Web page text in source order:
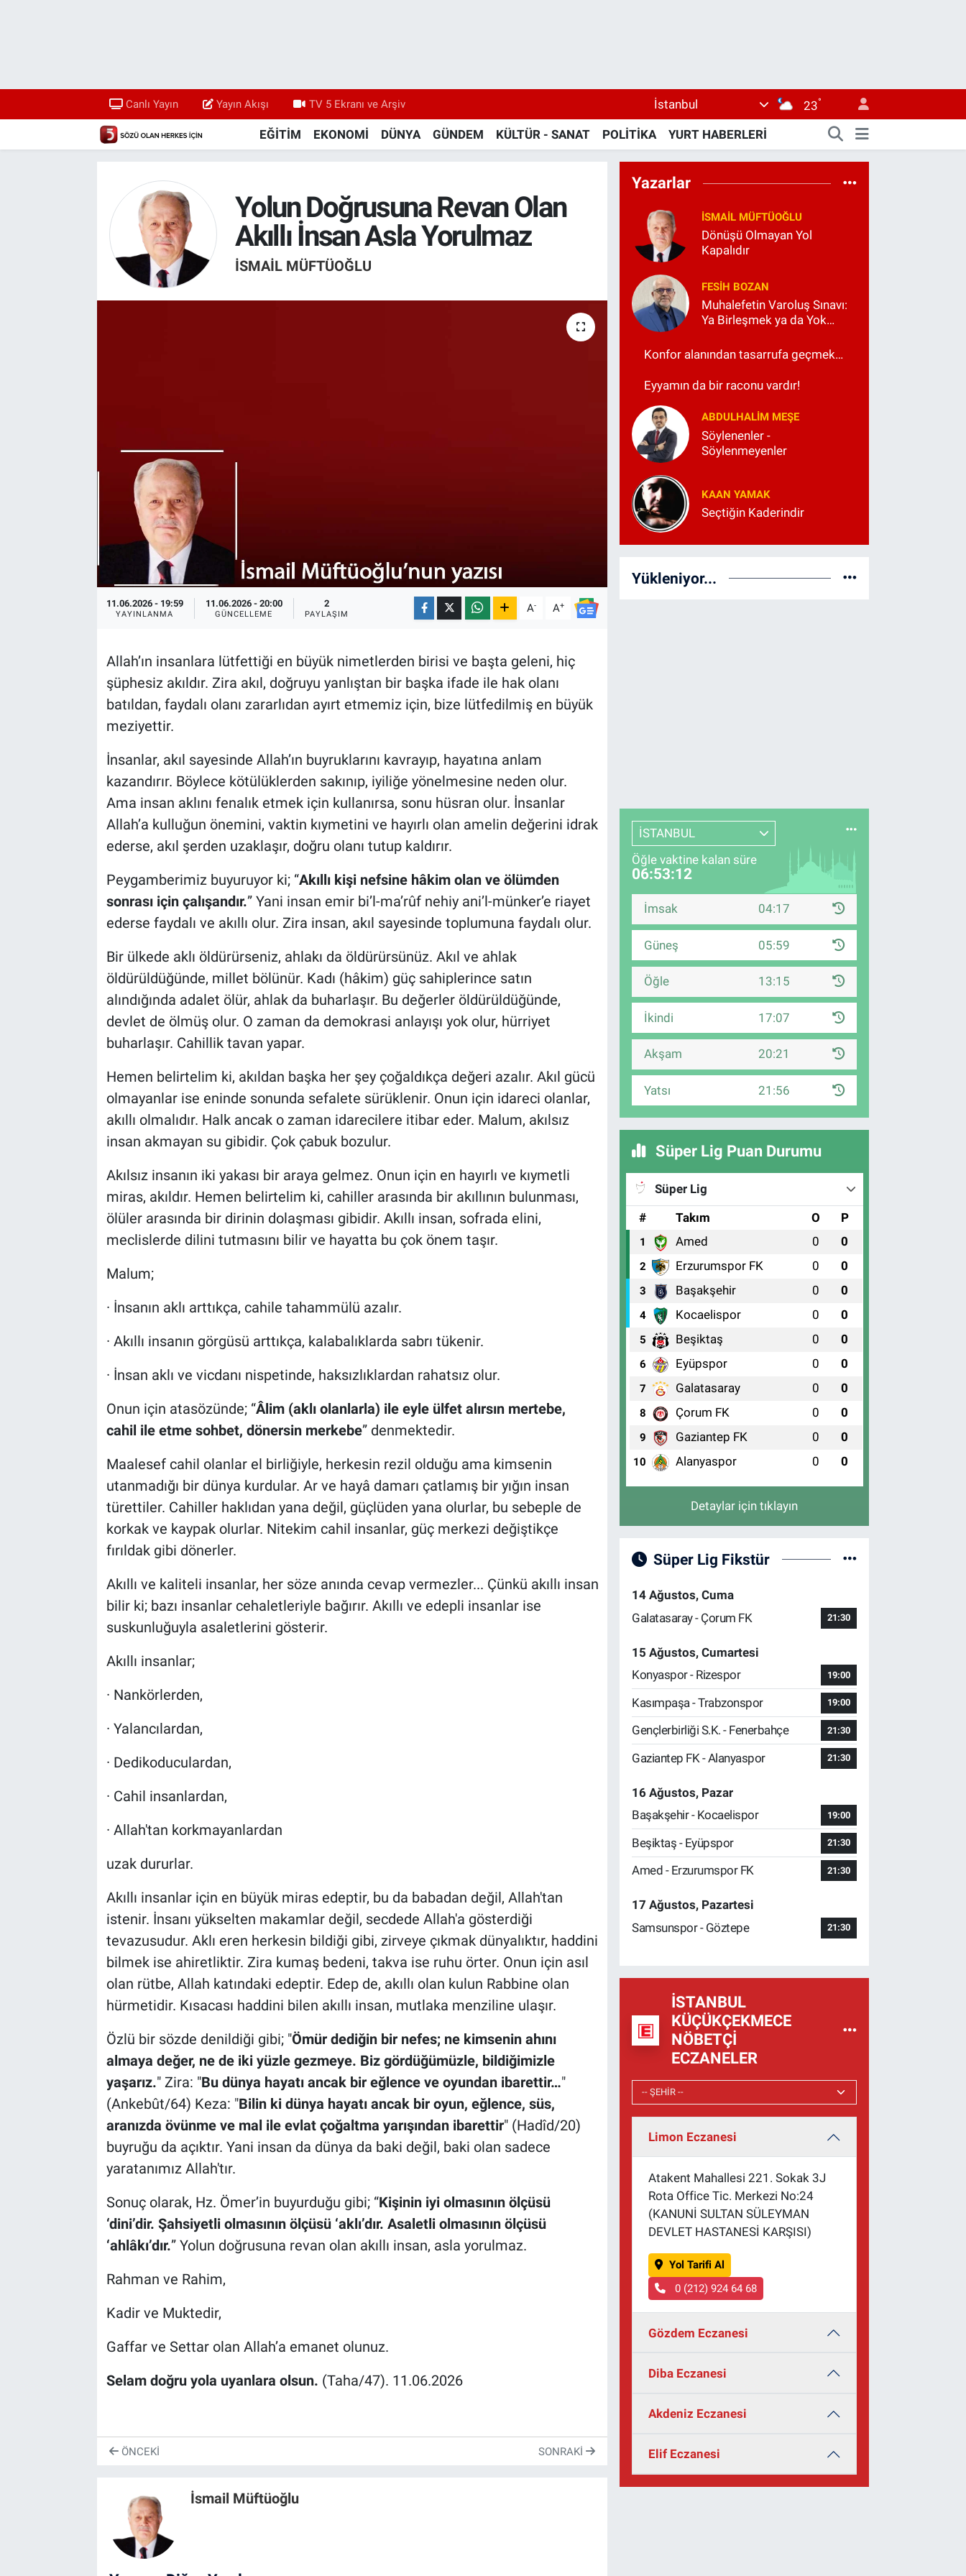
Canlı Yayın Yayın Akışı TV 5 Ekranı ve Arşiv İstanbul 23°
EĞİTİM EKONOMİ DÜNYA GÜNDEM KÜLTÜR - SANAT POLİTİKA YURT HABERLERİ
Yolun Doğrusuna Revan Olan
Akıllı İnsan Asla Yorulmaz
İSMAIL MÜFTÜOĞLU
11.06.2026 - 19:59
YAYINLANMA
11.06.2026 - 20:00
GÜNCELLEME
2
PAYLAŞIM A- A+
Allah’ın insanlara lütfettiği en büyük nimetlerden birisi ve başta geleni, hiç
şüphesiz akıldır. Zira akıl, doğruyu yanlıştan bir başka ifade ile hak olanı
batıldan, faydalı olanı zararlıdan ayırt etmemiz için, bize lütfedilmiş en büyük
meziyettir.
İnsanlar, akıl sayesinde Allah’ın buyruklarını kavrayıp, hayatına anlam
kazandırır. Böylece kötülüklerden sakınıp, iyiliğe yönelmesine neden olur.
Ama insan aklını fenalık etmek için kullanırsa, sonu hüsran olur. İnsanlar
Allah’a kulluğun önemini, vaktin kıymetini ve hayırlı olan amelin değerini idrak
ederse, akıl şerden uzaklaşır, doğru olanı tutup kaldırır.
Peygamberimiz buyuruyor ki; “Akıllı kişi nefsine hâkim olan ve ölümden
sonrası için çalışandır.” Yani insan emir bi’l-ma’rûf nehiy ani’l-münker’e riayet
ederse faydalı ve akıllı olur. Zira insan, akıl sayesinde toplumuna faydalı olur.
Bir ülkede aklı öldürürseniz, ahlakı da öldürürsünüz. Akıl ve ahlak
öldürüldüğünde, millet bölünür. Kadı (hâkim) güç sahiplerince satın
alındığında adalet ölür, ahlak da buharlaşır. Bu değerler öldürüldüğünde,
devlet de ölmüş olur. O zaman da demokrasi anlayışı yok olur, hürriyet
buharlaşır. Cahillik tavan yapar.
Hemen belirtelim ki, akıldan başka her şey çoğaldıkça değeri azalır. Akıl gücü
olmayanlar ise eninde sonunda sefalete sürüklenir. Onun için idareci olanlar,
akıllı olmalıdır. Halk ancak o zaman idarecilere itibar eder. Malum, akılsız
insan akmayan su gibidir. Çok çabuk bozulur.
Akılsız insanın iki yakası bir araya gelmez. Onun için en hayırlı ve kıymetli
miras, akıldır. Hemen belirtelim ki, cahiller arasında bir akıllının bulunması,
ölüler arasında bir dirinin dolaşması gibidir. Akıllı insan, sofrada elini,
meclislerde dilini tutmasını bilir ve hayatta bu çok önem taşır.
Malum;
· İnsanın aklı arttıkça, cahile tahammülü azalır.
· Akıllı insanın görgüsü arttıkça, kalabalıklarda sabrı tükenir.
· İnsan aklı ve vicdanı nispetinde, haksızlıklardan rahatsız olur.
Onun için atasözünde; “Âlim (aklı olanlarla) ile eyle ülfet alırsın mertebe,
cahil ile etme sohbet, dönersin merkebe” denmektedir.
Maalesef cahil olanlar el birliğiyle, herkesin rezil olduğu ama kimsenin
utanmadığı bir dünya kurdular. Ar ve hayâ damarı çatlamış bir yığın insan
türettiler. Cahiller haklıdan yana değil, güçlüden yana olurlar, bu sebeple de
korkak ve kaypak olurlar. Nitekim cahil insanlar, güç merkezi değiştikçe
fırıldak gibi dönerler.
Akıllı ve kaliteli insanlar, her söze anında cevap vermezler... Çünkü akıllı insan
bilir ki; bazı insanlar cehaletleriyle bağırır. Akıllı ve edepli insanlar ise
suskunluğuyla asaletlerini gösterir.
Akıllı insanlar;
· Nankörlerden,
· Yalancılardan,
· Dedikoduculardan,
· Cahil insanlardan,
· Allah'tan korkmayanlardan
uzak dururlar.
Akıllı insanlar için en büyük miras edeptir, bu da babadan değil, Allah'tan
istenir. İnsanı yükselten makamlar değil, secdede Allah'a gösterdiği
tevazusudur. Aklı eren herkesin bildiği gibi, zirveye çıkmak dünyalıktır, haddini
bilmek ise ahiretliktir. Zira kumaş bedeni, takva ise ruhu örter. Onun için asıl
olan rütbe, Allah katındaki edeptir. Edep de, akıllı olan kulun Rabbine olan
hürmetidir. Kısacası haddini bilen akıllı insan, mutlaka menziline ulaşır.
Özlü bir sözde denildiği gibi; "Ömür dediğin bir nefes; ne kimsenin ahını
almaya değer, ne de iki yüzle gezmeye. Biz gördüğümüzle, bildiğimizle
yaşarız." Zira: "Bu dünya hayatı ancak bir eğlence ve oyundan ibarettir…"
(Ankebût/64) Keza: "Bilin ki dünya hayatı ancak bir oyun, eğlence, süs,
aranızda övünme ve mal ile evlat çoğaltma yarışından ibarettir" (Hadîd/20)
buyruğu da açıktır. Yani insan da dünya da baki değil, baki olan sadece
yaratanımız Allah'tır.
Sonuç olarak, Hz. Ömer’in buyurduğu gibi; “Kişinin iyi olmasının ölçüsü
‘dini’dir. Şahsiyetli olmasının ölçüsü ‘aklı’dır. Asaletli olmasının ölçüsü
‘ahlâkı’dır.” Yolun doğrusuna revan olan akıllı insan, asla yorulmaz.
Rahman ve Rahim,
Kadir ve Muktedir,
Gaffar ve Settar olan Allah’a emanet olunuz.
Selam doğru yola uyanlara olsun. (Taha/47). 11.06.2026
ÖNCEKI SONRAKI
İsmail Müftüoğlu
Yazarlar
İSMAIL MÜFTÜOĞLU
Dönüşü Olmayan Yol
Kapalıdır
FESIH BOZAN
Muhalefetin Varoluş Sınavı:
Ya Birleşmek ya da Yok
Konfor alanından tasarrufa geçmek…
Eyyamın da bir raconu vardır!
ABDULHALIM MEŞE
Söylenenler -
Söylenmeyenler
KAAN YAMAK
Seçtiğin Kaderindir
Yükleniyor...
İSTANBUL
Öğle vaktine kalan süre
06:53:11
İmsak 04:17
Güneş 05:59
Öğle 13:15
İkindi 17:07
Akşam 20:21
Yatsı 21:56
Süper Lig Puan Durumu
Süper Lig
#
Takım O P
1 Amed 0 0
2 Erzurumspor FK 0 0
3 Başakşehir 0 0
4 Kocaelispor 0 0
5 Beşiktaş 0 0
6 Eyüpspor 0 0
7 Galatasaray 0 0
8 Çorum FK 0 0
9 Gaziantep FK 0 0
10 Alanyaspor 0 0
Detaylar için tıklayın
Süper Lig Fikstür
14 Ağustos, Cuma
Galatasaray - Çorum FK
21:30
15 Ağustos, Cumartesi
Konyaspor - Rizespor
19:00
Kasımpaşa - Trabzonspor 19:00
Gençlerbirliği S.K. - Fenerbahçe 21:30
Gaziantep FK - Alanyaspor 21:30
16 Ağustos, Pazar
Başakşehir - Kocaelispor
19:00
Beşiktaş - Eyüpspor 21:30
Amed - Erzurumspor FK 21:30
17 Ağustos, Pazartesi
Samsunspor - Göztepe
21:30
İSTANBUL
KÜÇÜKÇEKMECE
NÖBETÇI
ECZANELER
Limon Eczanesi
Atakent Mahallesi 221. Sokak 3J
Rota Office Tic. Merkezi No:24
(KANUNİ SULTAN SÜLEYMAN
DEVLET HASTANESİ KARŞISI)
Yol Tarifi Al
0 (212) 924 64 68
Gözdem Eczanesi
Diba Eczanesi
Akdeniz Eczanesi
Elif Eczanesi
Yayın Akışı
TV 5 Ekranı ve Arşiv